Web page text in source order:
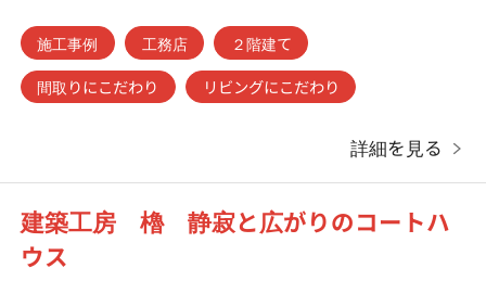
施工事例 工務店
２階建て
間取りにこだわり
リビングにこだわり
詳細を見る
建築工房 櫓 静寂と広がりのコートハ
ウス